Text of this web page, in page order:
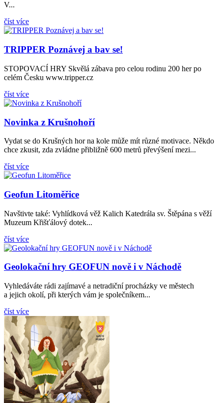
V...
číst více
TRIPPER Poznávej a bav se!
STOPOVACÍ HRY Skvělá zábava pro celou rodinu 200 her po
celém Česku www.tripper.cz
číst více
Novinka z Krušnohoří
Vydat se do Krušných hor na kole může mít různé motivace. Někdo
chce zkusit, zda zvládne přibližně 600 metrů převýšení mezi...
číst více
Geofun Litoměřice
Navštivte také: Vyhlídková věž Kalich Katedrála sv. Štěpána s věží
Muzeum Křišťálový dotek...
číst více
Geolokační hry GEOFUN nově i v Náchodě
Vyhledáváte rádi zajímavé a netradiční procházky ve městech
a jejich okolí, při kterých vám je společníkem...
číst více